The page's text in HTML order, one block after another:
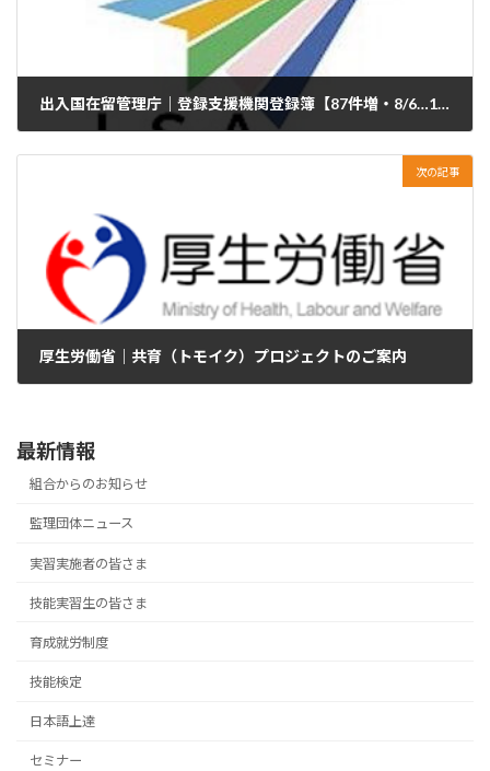
出入国在留管理庁｜登録支援機関登録簿【87件増・8/6…10,440件→10,527件登録】
次の記事
厚生労働省｜共育（トモイク）プロジェクトのご案内
最新情報
組合からのお知らせ
監理団体ニュース
実習実施者の皆さま
技能実習生の皆さま
育成就労制度
技能検定
日本語上達
セミナー